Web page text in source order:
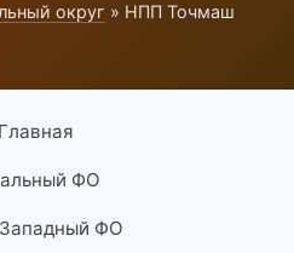
округ » НПП Точмаш
ФО
ФО